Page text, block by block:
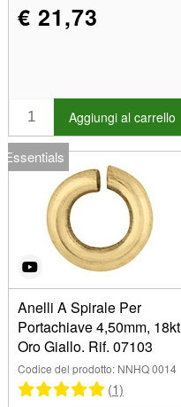
63.50mm (1)
70.00mm (2)
€ 21,73
Aggiungi al carrello
Essentials
Anelli A Spirale Per
Portachiave 4,50mm, 18kt
Oro Giallo. Rif. 07103
Codice del prodotto: NNHQ 0014
(1)